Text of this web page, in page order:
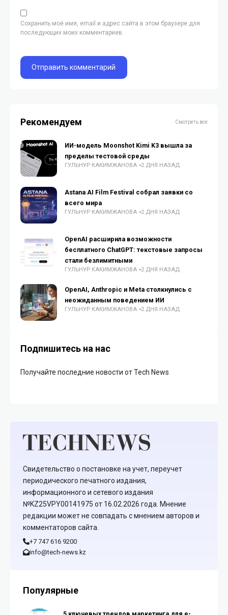
Сохранить моё имя, email и адрес сайта в этом браузере для
последующих моих комментариев.
Рекомендуем Смотреть все
ИИ-модель Moonshot Kimi K3 вышла за
пределы тестовой среды
ГУЛЬНУР КАКИМЖАНОВА 2 ДНЯ НАЗАД
Astana AI Film Festival собрал заявки со
всего мира
ГУЛЬНУР КАКИМЖАНОВА 2 ДНЯ НАЗАД
OpenAI расширила возможности
бесплатного ChatGPT: текстовые запросы
стали безлимитными
ГУЛЬНУР КАКИМЖАНОВА 2 ДНЯ НАЗАД
OpenAI, Anthropic и Meta столкнулись с
неожиданным поведением ИИ
ГУЛЬНУР КАКИМЖАНОВА 2 ДНЯ НАЗАД
Подпишитесь на нас
Получайте последние новости от Tech News
Свидетельство о постановке на учет, переучет
периодического печатного издания,
информационного и сетевого издания
№KZ25VPY00141975 от 16.02.2026 года. Мнение
редакции может не совпадать с мнением авторов и
комментаторов сайта.
+7 747 616 9200
info@tech-news.kz
Популярные